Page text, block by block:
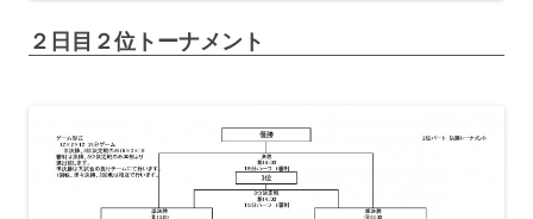
２日目２位トーナメント